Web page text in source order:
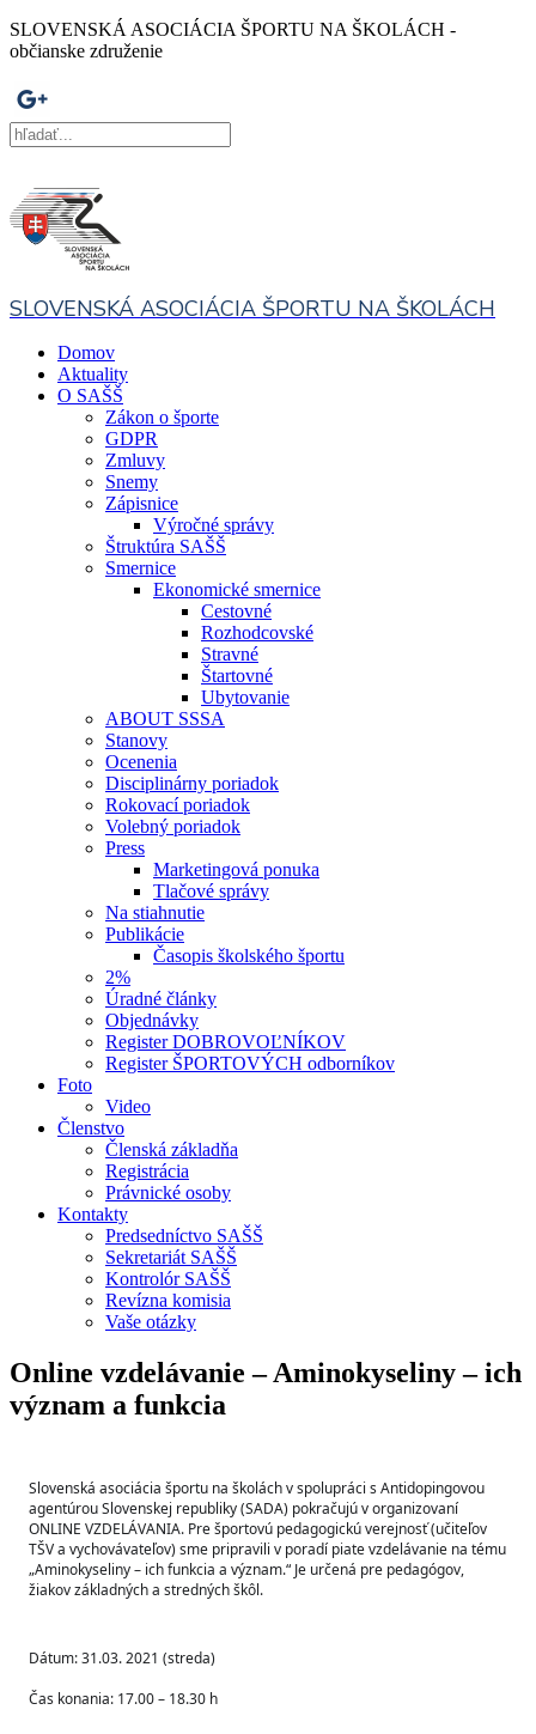
SLOVENSKÁ ASOCIÁCIA ŠPORTU NA ŠKOLÁCH -
občianske združenie
SLOVENSKÁ ASOCIÁCIA ŠPORTU NA ŠKOLÁCH
Domov
Aktuality
O SAŠŠ
Zákon o športe
GDPR
Zmluvy
Snemy
Zápisnice
Výročné správy
Štruktúra SAŠŠ
Smernice
Ekonomické smernice
Cestovné
Rozhodcovské
Stravné
Štartovné
Ubytovanie
ABOUT SSSA
Stanovy
Ocenenia
Disciplinárny poriadok
Rokovací poriadok
Volebný poriadok
Press
Marketingová ponuka
Tlačové správy
Na stiahnutie
Publikácie
Časopis školského športu
2%
Úradné články
Objednávky
Register DOBROVOĽNÍKOV
Register ŠPORTOVÝCH odborníkov
Foto
Video
Členstvo
Členská základňa
Registrácia
Právnické osoby
Kontakty
Predsedníctvo SAŠŠ
Sekretariát SAŠŠ
Kontrolór SAŠŠ
Revízna komisia
Vaše otázky
Online vzdelávanie – Aminokyseliny – ich
význam a funkcia
Slovenská asociácia športu na školách v spolupráci s Antidopingovou
agentúrou Slovenskej republiky (SADA) pokračujú v organizovaní
ONLINE VZDELÁVANIA. Pre športovú pedagogickú verejnosť (učiteľov
TŠV a vychovávateľov) sme pripravili v poradí piate vzdelávanie na tému
„Aminokyseliny – ich funkcia a význam.“ Je určená pre pedagógov,
žiakov základných a stredných škôl.
Dátum: 31.03. 2021 (streda)
Čas konania: 17.00 – 18.30 h